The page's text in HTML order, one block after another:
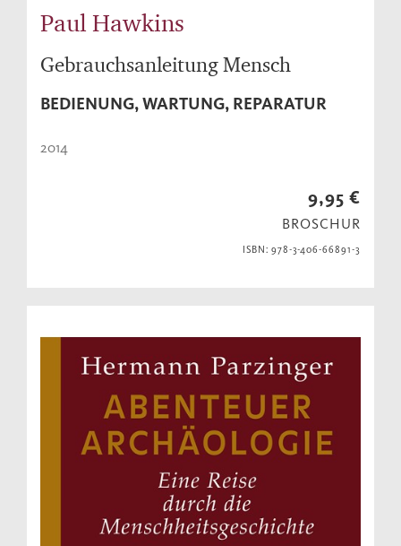
Paul Hawkins
Gebrauchsanleitung Mensch
BEDIENUNG, WARTUNG, REPARATUR
2014
9,95 €
BROSCHUR
ISBN: 978-3-406-66891-3